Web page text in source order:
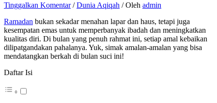
Tinggalkan Komentar /Dunia Aqiqah / Oleh admin
Ramadan bukan sekadar menahan lapar dan haus, tetapi juga
kesempatan emas untuk memperbanyak ibadah dan meningkatkan
kualitas diri. Di bulan yang penuh rahmat ini, setiap amal kebaikan
dilipatgandakan pahalanya. Yuk, simak amalan-amalan yang bisa
mendatangkan berkah di bulan suci ini!
Daftar Isi